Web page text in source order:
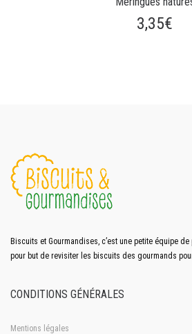
3,35€
Biscuits et Gourmandises, c’est une petite équipe
pour but de revisiter les biscuits des gourmands
CONDITIONS GÉNÉRALES
Mentions légales